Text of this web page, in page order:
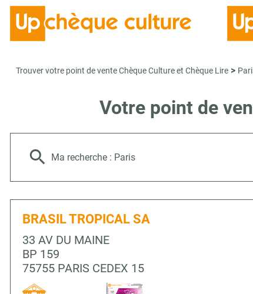
Trouver votre point de vente Chèque Culture et Chèque Lire >
Votre point de
Ma recherche : Paris
BRASIL TROPICAL SA
33 AV DU MAINE
BP 159
75755 PARIS CEDEX 15